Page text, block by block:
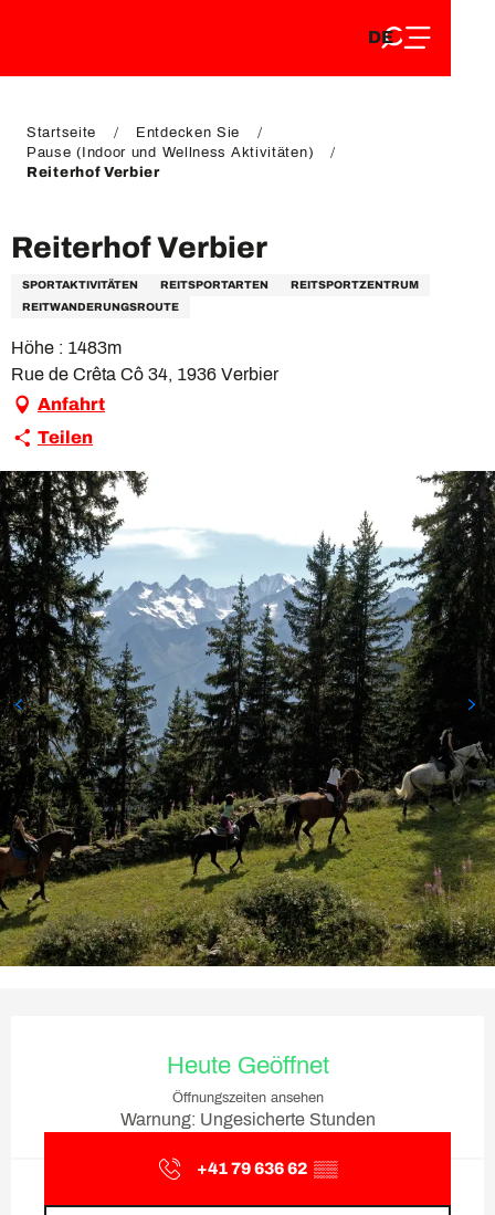
EN
DE
FR
Startseite
Entdecken Sie
Pause (Indoor und Wellness Aktivitäten)
Reiterhof Verbier
Reiterhof Verbier
SPORTAKTIVITÄTEN REITSPORTARTEN
REITSPORTZENTRUM
REITWANDERUNGSROUTE
Höhe : 1483m
Rue de Crêta Cô 34, 1936 Verbier
Anfahrt
Teilen
Heute Geöffnet
Öffnungszeiten ansehen
Warnung: Ungesicherte Stunden
+41 79 636 62 ▒▒